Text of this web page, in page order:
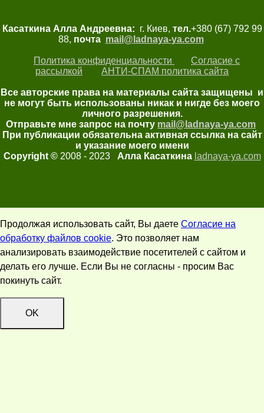
Касаткина Алла Андреевна: г. Киев, тел.+380 (67) 792 99
88, почта mail@ladnaya-ya.com
Политика конфиденциальности
Согласие с
рассылкой
АНТИ-СПАМ политика сайта
Все авторские права на материалы сайта защищены и
не могут быть использованы никак и нигде без моего
личного разрешения.
Отправьте мне запрос на почту mail@ladnaya-ya.com
При публикации обязательна активная ссылка на сайт
и указание моего имени
Copyright ©2008 - 2023 Алла Касаткина ladnaya-ya.com
Продолжая использовать сайт, Вы даете Согласие на
обработку файлов cookie. Это позволяет нам
анализировать взаимодействие посетителей с сайтом и
делать его лучше. Если Вы не согласны - просим Вас
покинуть сайт.
OK